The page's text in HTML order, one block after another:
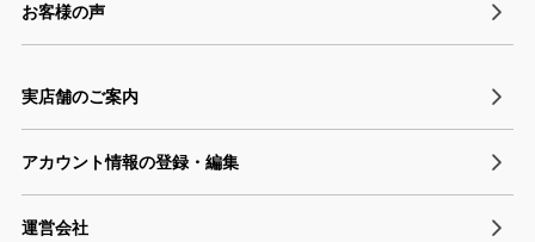
お客様の声
実店舗のご案内
アカウント情報の登録・編集
運営会社